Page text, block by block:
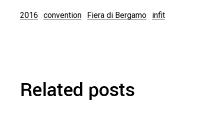
2016 convention Fiera di Bergamo infit
Related posts